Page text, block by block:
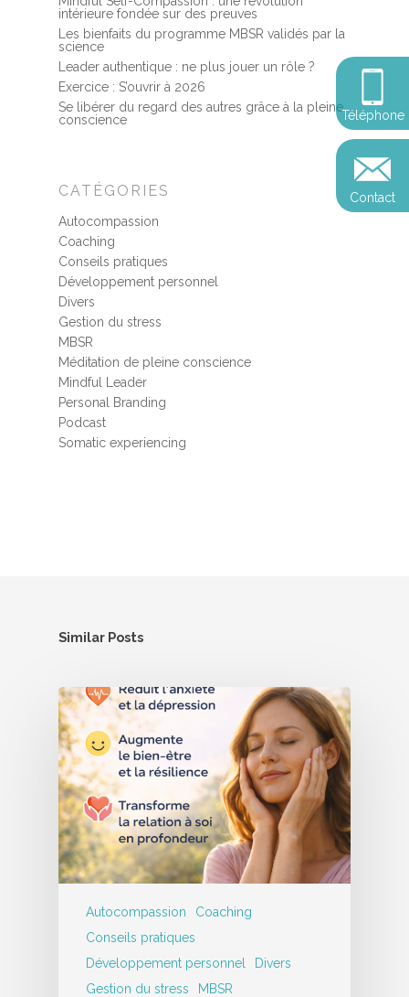
intérieure fondée sur des preuves
Les bienfaits du programme MBSR validés par la
science
Leader authentique : ne plus jouer un rôle ?
Exercice : S’ouvrir à 2026
Se libérer du regard des autres grâce à la pleine
conscience
CATÉGORIES
Autocompassion
Coaching
Conseils pratiques
Développement personnel
Divers
Gestion du stress
MBSR
Méditation de pleine conscience
Mindful Leader
Personal Branding
Podcast
Somatic experiencing
Similar Posts
Autocompassion
Coaching
Conseils pratiques
Développement personnel
Divers
Gestion du stress
MBSR
Téléphone
Contact
Stage de méditation
Retraite de pleine
Calendrier
Devenir praticien en
de pleine conscience
Somatic Experiencing
Thérapie
Somatic Expériencing
Entreprise
Programmes
Révelez votre
Conférences
Développement
personnel
Révelez votre
votre impact
Reconversion et
professionnelle
Explorer
et découvrir